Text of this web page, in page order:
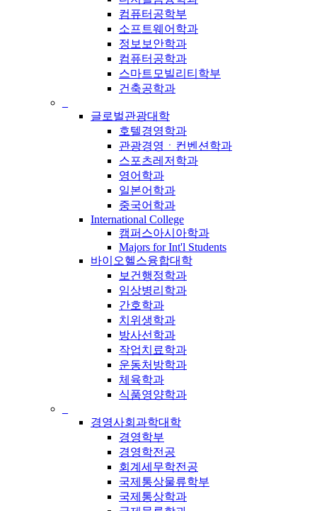
컴퓨터공학부
소프트웨어학과
정보보안학과
컴퓨터공학과
스마트모빌리티학부
건축공학과
글로벌관광대학
호텔경영학과
관광경영ㆍ컨벤션학과
스포츠레저학과
영어학과
일본어학과
중국어학과
International College
캠퍼스아시아학과
Majors for Int'l Students
바이오헬스융합대학
보건행정학과
임상병리학과
간호학과
치위생학과
방사선학과
작업치료학과
운동처방학과
체육학과
식품영양학과
경영사회과학대학
경영학부
경영학전공
회계세무학전공
국제통상물류학부
국제통상학과